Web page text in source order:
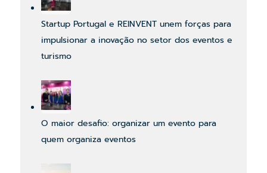
Startup Portugal e REINVENT unem forças para
impulsionar a inovação no setor dos eventos e
turismo
O maior desafio: organizar um evento para
quem organiza eventos